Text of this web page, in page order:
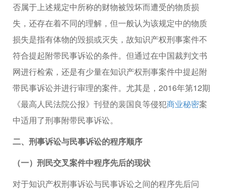
否属于上述规定中所称的财物被毁坏而遭受的物质损
失，还存在着不同的理解，但一般认为该规定中的物质
损失是指有体物的毁损或灭失，故知识产权刑事案件不
符合提起附带民事诉讼的条件。但通过在中国裁判文书
网进行检索，还是有少量在知识产权刑事案件中提起附
带民事诉讼并进行审理的案件。尤其是，2016年第12期
《最高人民法院公报》刊登的裴国良等侵犯商业秘密案
中适用了刑事附带民事诉讼。
二、刑事诉讼与民事诉讼的程序顺序
（一）刑民交叉案件中程序先后的现状
对于知识产权刑事诉讼与民事诉讼之间的程序先后问